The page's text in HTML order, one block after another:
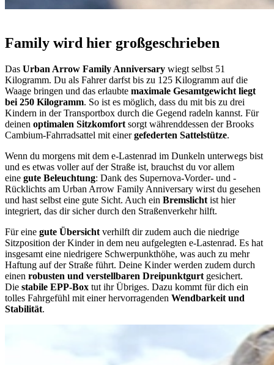
Family wird hier großgeschrieben
Das Urban Arrow Family Anniversary wiegt selbst 51
Kilogramm. Du als Fahrer darfst bis zu 125 Kilogramm auf die
Waage bringen und das erlaubte maximale Gesamtgewicht liegt
bei 250 Kilogramm. So ist es möglich, dass du mit bis zu drei
Kindern in der Transportbox durch die Gegend radeln kannst. Für
deinen optimalen Sitzkomfort sorgt währenddessen der Brooks
Cambium-Fahrradsattel mit einergefederten Sattelstütze.
Wenn du morgens mit dem e-Lastenrad im Dunkeln unterwegs bist
und es etwas voller auf der Straße ist, brauchst du vor allem
eine gute Beleuchtung: Dank des Supernova-Vorder- und -
Rücklichts am Urban Arrow Family Anniversary wirst du gesehen
und hast selbst eine gute Sicht. Auch ein Bremslicht ist hier
integriert, das dir sicher durch den Straßenverkehr hilft.
Für eine gute Übersicht verhilft dir zudem auch die niedrige
Sitzposition der Kinder in dem neu aufgelegten e-Lastenrad. Es hat
insgesamt eine niedrigere Schwerpunkthöhe, was auch zu mehr
Haftung auf der Straße führt. Deine Kinder werden zudem durch
einen robusten und verstellbaren Dreipunktgurt gesichert.
Die stabile EPP-Box tut ihr Übriges. Dazu kommt für dich ein
tolles Fahrgefühl mit einer hervorragenden Wendbarkeit und
Stabilität.